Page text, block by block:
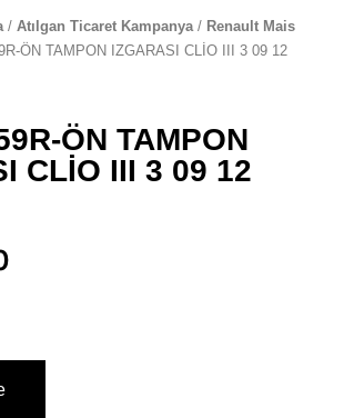
/ Atılgan Ticaret Kampanya/ Renault Mais
ÖN TAMPON IZGARASI CLİO III 3 09 12
ÖN TAMPON
CLİO III 3 09 12